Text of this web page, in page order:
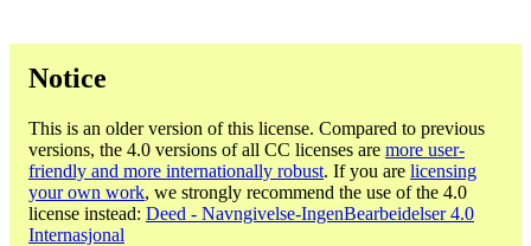
Notice
This is an older version of this license. Compared to previous
versions, the 4.0 versions of all CC licenses are more user-
friendly and more internationally robust. If you are licensing
your own work, we strongly recommend the use of the 4.0
license instead: Deed - Navngivelse-IngenBearbeidelser 4.0
Internasjonal